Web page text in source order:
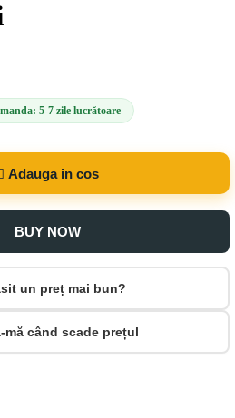
5-7 zile lucrătoare
Adauga in cos
BUY NOW
un preț mai bun?
mă când scade prețul